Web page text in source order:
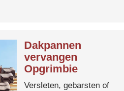
Dakpannen
vervangen
Opgrimbie
Versleten, gebarsten of